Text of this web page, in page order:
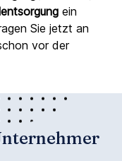
ein
Sie jetzt an
vor der